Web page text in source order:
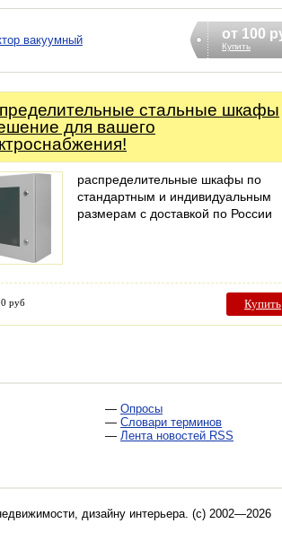
вакуумный от 100
Купить
стальные шкафы
для вашего
распределительные шкафы по
стандартным и индивидуальным
размерам с доставкой по России
руб Купить
— Опросы
— Словари терминов
— Лента новостей RSS
дизайну интерьера. (c) 2002—2026